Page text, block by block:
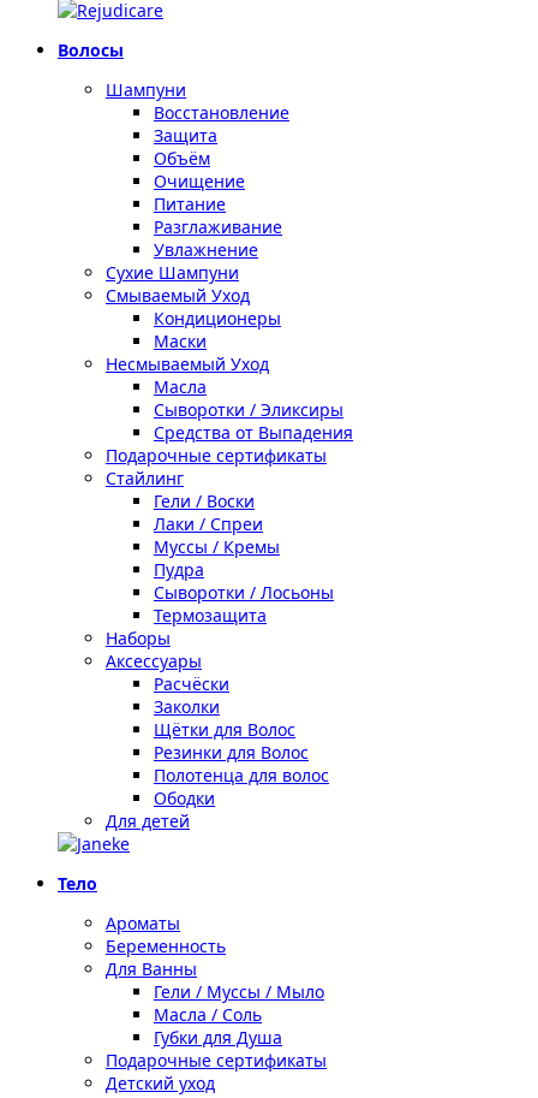
Волосы
Шампуни
Восстановление
Защита
Объём
Очищение
Питание
Разглаживание
Увлажнение
Сухие Шампуни
Смываемый Уход
Кондиционеры
Маски
Несмываемый Уход
Масла
Сыворотки / Эликсиры
Средства от Выпадения
Подарочные сертификаты
Стайлинг
Гели / Воски
Лаки / Спреи
Муссы / Кремы
Пудра
Сыворотки / Лосьоны
Термозащита
Наборы
Аксессуары
Расчёски
Заколки
Щётки для Волос
Резинки для Волос
Полотенца для волос
Ободки
Для детей
Тело
Ароматы
Беременность
Для Ванны
Гели / Муссы / Мыло
Масла / Соль
Губки для Душа
Подарочные сертификаты
Детский уход